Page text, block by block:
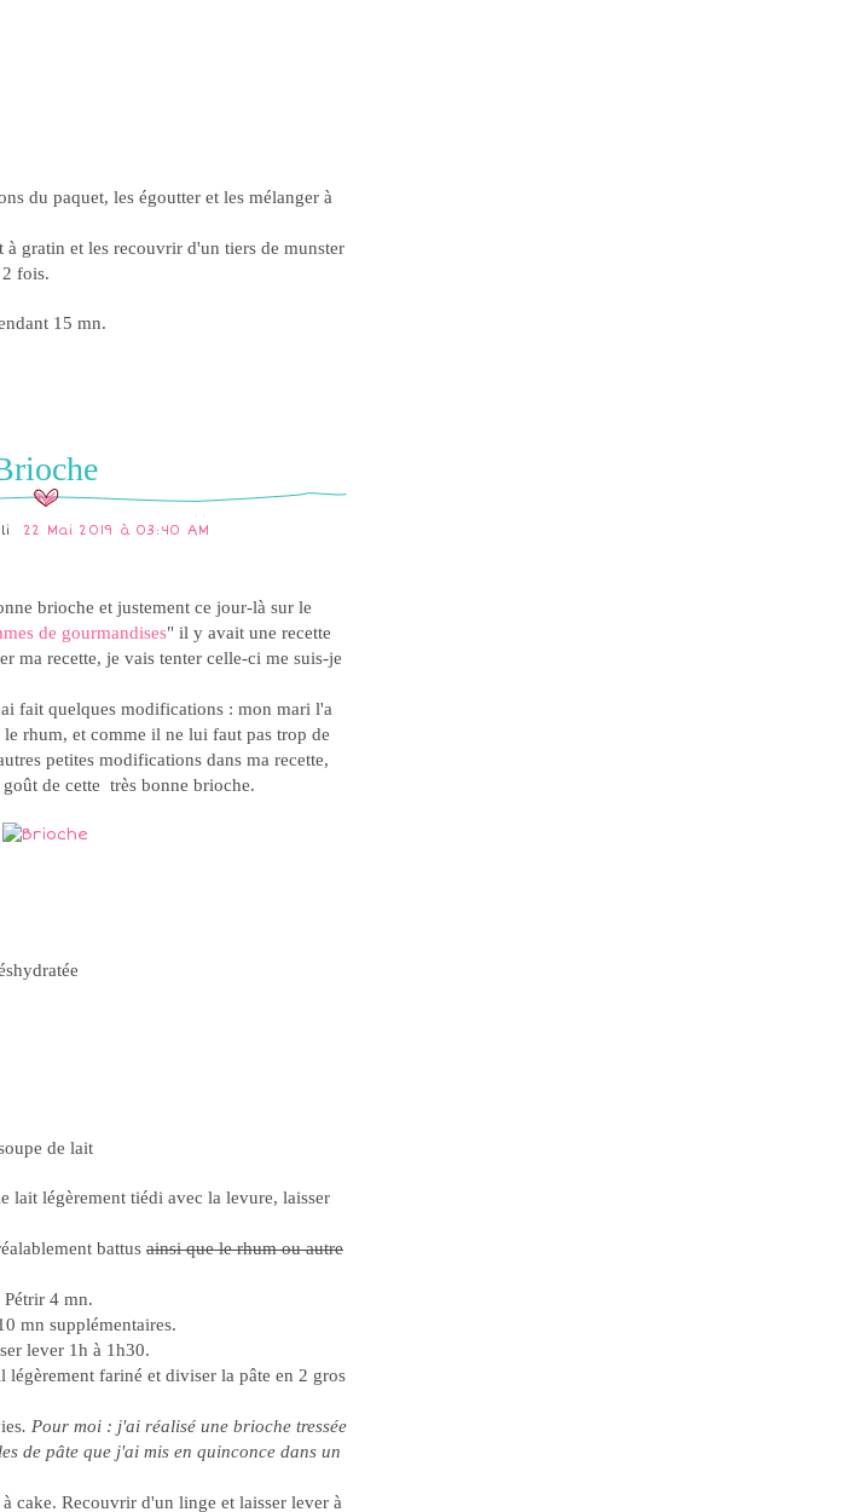
du paquet, les égoutter et les mélanger à
à gratin et les recouvrir d'un tiers de munster
fois.
15 mn.
22 Mai 2019 à 03:40 AM
brioche et justement ce jour-là sur le
de gourmandises" il y avait une recette
ma recette, je vais tenter celle-ci me suis-je
fait quelques modifications : mon mari l'a
rhum, et comme il ne lui faut pas trop de
petites modifications dans ma recette,
de cette très bonne brioche.
de lait
lait légèrement tiédi avec la levure, laisser
battus ainsi que le rhum ou autre
Pétrir 4 mn.
mn supplémentaires.
lever 1h à 1h30.
légèrement fariné et diviser la pâte en 2 gros
. Pour moi : j'ai réalisé une brioche tressée
de pâte que j'ai mis en quinconce dans un
cake. Recouvrir d'un linge et laisser lever à